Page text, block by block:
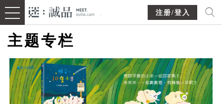
注册/登入
主题专栏